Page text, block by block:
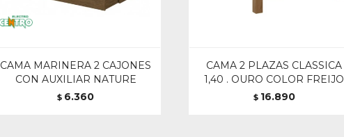
CAMA MARINERA 2 CAJONES
CON AUXILIAR NATURE
$ 6.360
CAMA 2 PLAZAS CLASSICA
1,40 . OURO COLOR FREIJO
$ 16.890